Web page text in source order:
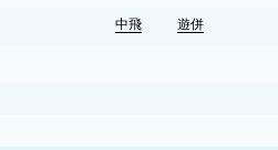
中飛 遊併